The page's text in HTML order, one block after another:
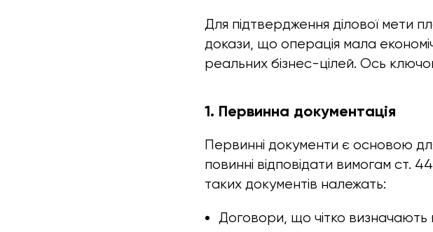
Для підтвердження ділової мети
докази, що операція мала
реальних бізнес-цілей. Ось
1. Первинна документація
Первинні документи є основою
повинні відповідати вимогам ст.
таких документів належать:
Договори, що чітко визначають